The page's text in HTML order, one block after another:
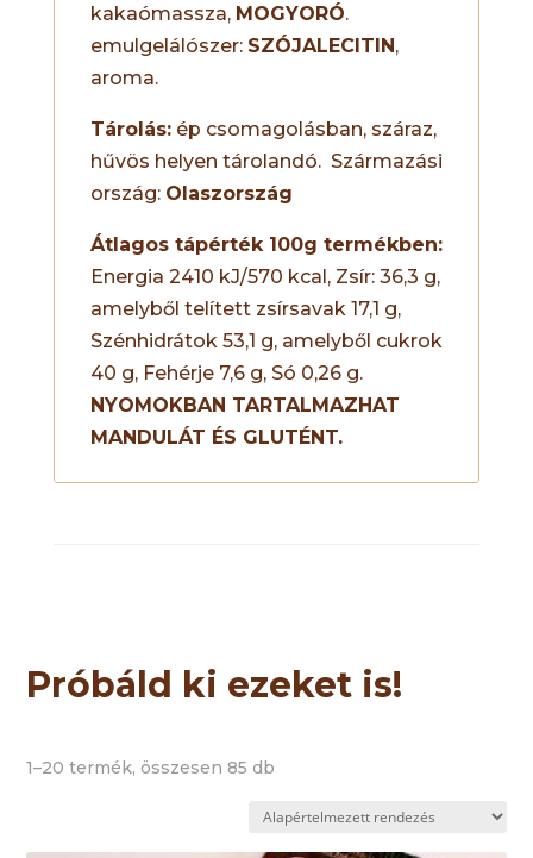
kakaómassza, MOGYORÓ.
emulgelálószer: SZÓJALECITIN,
aroma.
Tárolás:ép csomagolásban, száraz,
hűvös helyen tárolandó. Származási
ország: Olaszország
Átlagos tápérték 100g termékben:
Energia 2410 kJ/570 kcal, Zsír: 36,3 g,
amelyből telített zsírsavak 17,1 g,
Szénhidrátok 53,1 g, amelyből cukrok
40 g, Fehérje 7,6 g, Só 0,26 g.
NYOMOKBAN TARTALMAZHAT
MANDULÁT ÉS GLUTÉNT.
Próbáld ki ezeket is!
1–20 termék, összesen 85 db